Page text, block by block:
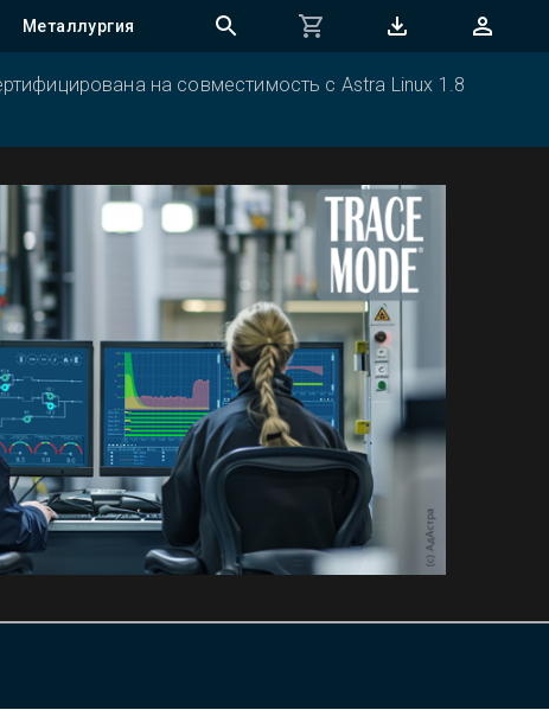
Металлургия
на совместимость с Astra Linux 1.8